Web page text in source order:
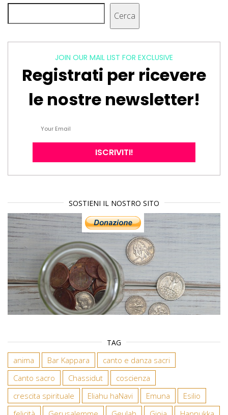
Cerca
JOIN OUR MAIL LIST FOR EXCLUSIVE
Registrati per ricevere
le nostre newsletter!
SOSTIENI IL NOSTRO SITO
TAG
anima Bar Kappara
canto e danza sacri
Canto sacro
Chassidut
coscienza
crescita spirituale
Eliahu haNavi Emuna
Esilio